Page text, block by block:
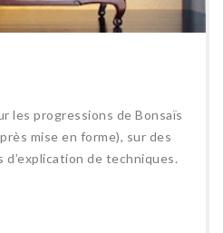
les progressions de Bonsaïs
mise en forme), sur des
de techniques.